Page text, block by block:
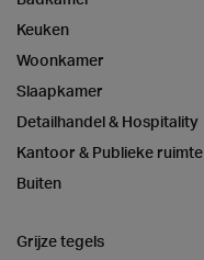
Keuken
Woonkamer
Slaapkamer
Detailhandel & Hospitality
Kantoor & Publieke ruimte
Buiten
Grijze tegels